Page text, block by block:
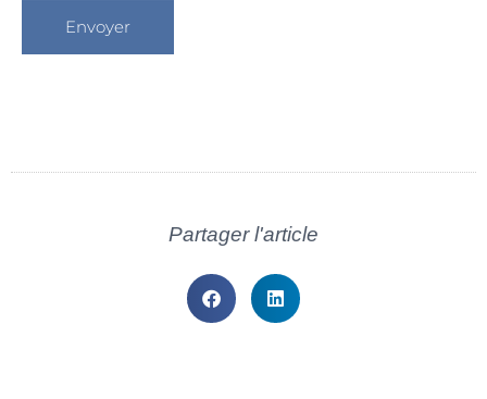
Partager l'article